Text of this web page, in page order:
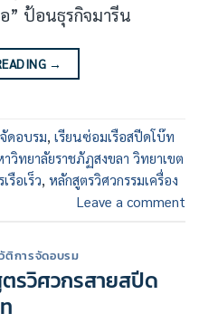
อ” ป้อนธุรกิจมารีน
→
ดอบรม, เรียนซ่อมเรือสปีดโบ๊ท
วิทยาลัยราชภัฏสงขลา วิทยาเขต
รือเร็ว, หลักสูตรวิศวกรรมเครื่อง
Leave a comment
ติการจัดอบรม
รวิศวกรสายสปีด